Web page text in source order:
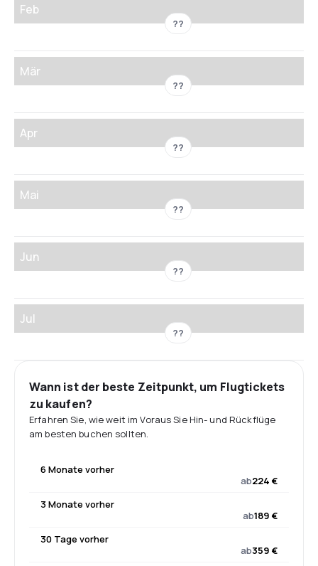
Feb
??
Mär
??
Apr
??
Mai
??
Jun
??
Jul
??
Wann ist der beste Zeitpunkt, um Flugtickets
zu kaufen?
Erfahren Sie, wie weit im Voraus Sie Hin- und Rückflüge
am besten buchen sollten.
6 Monate vorher
ab224 €
3 Monate vorher
ab189 €
30 Tage vorher
ab359 €